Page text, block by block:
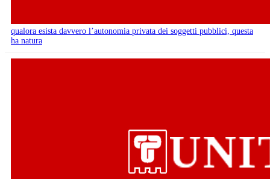
qualora esista davvero l’autonomia privata dei soggetti pubblici, questa
ha natura